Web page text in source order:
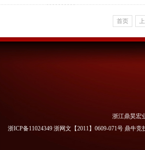
首页
浙江鼎昊宏
浙ICP备11024349 浙网文【2011】0609-071号 鼎牛竞